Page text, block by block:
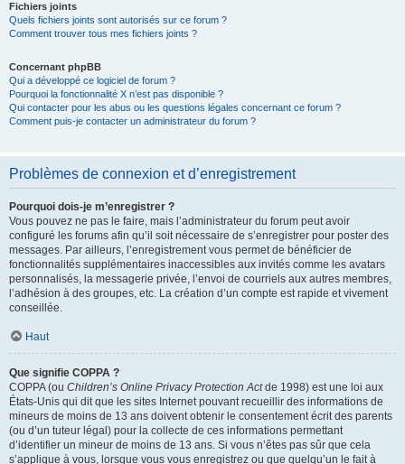
Fichiers joints
Quels fichiers joints sont autorisés sur ce forum ?
Comment trouver tous mes fichiers joints ?
Concernant phpBB
Qui a développé ce logiciel de forum ?
Pourquoi la fonctionnalité X n’est pas disponible ?
Qui contacter pour les abus ou les questions légales concernant ce forum ?
Comment puis-je contacter un administrateur du forum ?
Problèmes de connexion et d’enregistrement
Pourquoi dois-je m’enregistrer ?
Vous pouvez ne pas le faire, mais l’administrateur du forum peut avoir
configuré les forums afin qu’il soit nécessaire de s’enregistrer pour poster des
messages. Par ailleurs, l’enregistrement vous permet de bénéficier de
fonctionnalités supplémentaires inaccessibles aux invités comme les avatars
personnalisés, la messagerie privée, l’envoi de courriels aux autres membres,
l’adhésion à des groupes, etc. La création d’un compte est rapide et vivement
conseillée.
Haut
Que signifie COPPA ?
COPPA (ou Children’s Online Privacy Protection Actde 1998) est une loi aux
États-Unis qui dit que les sites Internet pouvant recueillir des informations de
mineurs de moins de 13 ans doivent obtenir le consentement écrit des parents
(ou d’un tuteur légal) pour la collecte de ces informations permettant
d’identifier un mineur de moins de 13 ans. Si vous n’êtes pas sûr que cela
s’applique à vous, lorsque vous vous enregistrez ou que quelqu’un le fait à